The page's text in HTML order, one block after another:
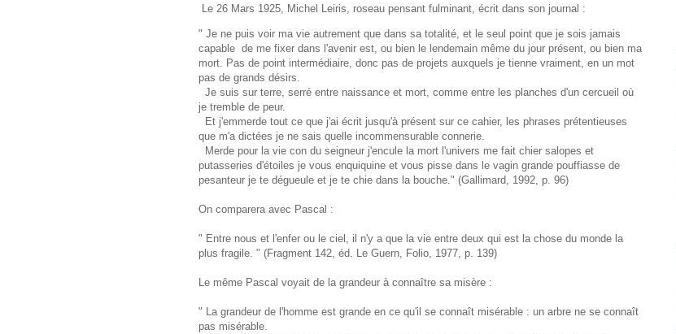
Le 26 Mars 1925, Michel Leiris, roseau pensant fulminant, écrit dans son journal :
" Je ne puis voir ma vie autrement que dans sa totalité, et le seul point que je sois jamais
capable de me fixer dans l'avenir est, ou bien le lendemain même du jour présent, ou bien ma
mort. Pas de point intermédiaire, donc pas de projets auxquels je tienne vraiment, en un mot
pas de grands désirs.
Je suis sur terre, serré entre naissance et mort, comme entre les planches d'un cercueil où
je tremble de peur.
Et j'emmerde tout ce que j'ai écrit jusqu'à présent sur ce cahier, les phrases prétentieuses
que m'a dictées je ne sais quelle incommensurable connerie.
Merde pour la vie con du seigneur j'encule la mort l'univers me fait chier salopes et
putasseries d'étoiles je vous enquiquine et vous pisse dans le vagin grande pouffiasse de
pesanteur je te dégueule et je te chie dans la bouche." (Gallimard, 1992, p. 96)
On comparera avec Pascal :
" Entre nous et l'enfer ou le ciel, il n'y a que la vie entre deux qui est la chose du monde la
plus fragile. " (Fragment 142, éd. Le Guern, Folio, 1977, p. 139)
Le même Pascal voyait de la grandeur à connaître sa misère :
" La grandeur de l'homme est grande en ce qu'il se connaît misérable : un arbre ne se connaît
pas misérable.